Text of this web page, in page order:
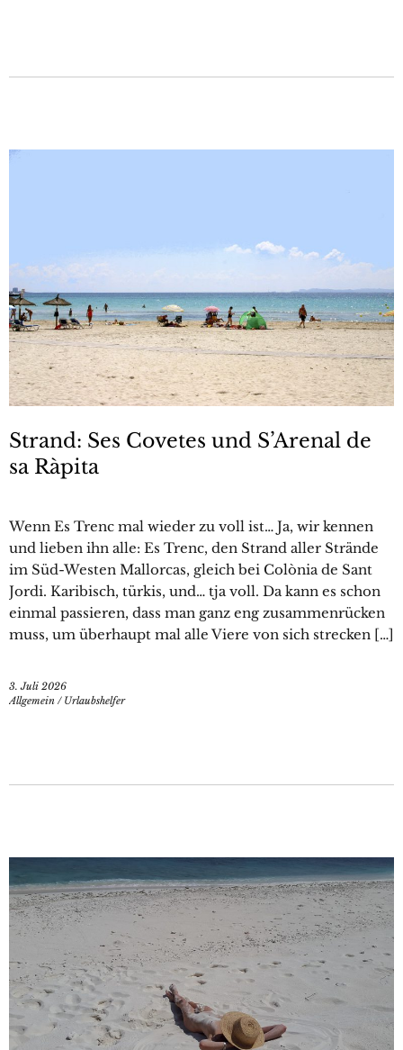
Strand: Ses Covetes und S’Arenal de
sa Ràpita
Wenn Es Trenc mal wieder zu voll ist… Ja, wir kennen
und lieben ihn alle: Es Trenc, den Strand aller Strände
im Süd-Westen Mallorcas, gleich bei Colònia de Sant
Jordi. Karibisch, türkis, und… tja voll. Da kann es schon
einmal passieren, dass man ganz eng zusammenrücken
muss, um überhaupt mal alle Viere von sich strecken […]
3. Juli 2026
Allgemein / Urlaubshelfer